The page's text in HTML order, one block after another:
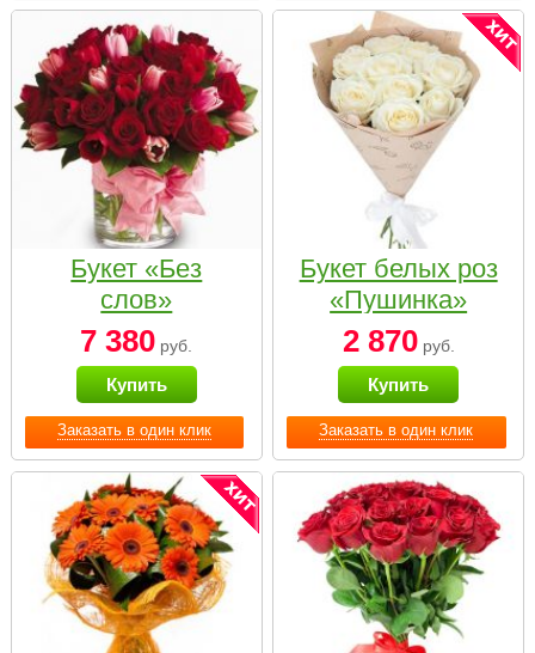
Заказать в один клик
Букет «Без
слов»
7 380 руб.
Купить
Заказать в один клик
Букет белых роз
«Пушинка»
2 870руб.
Купить